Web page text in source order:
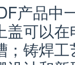
产品中
盖可以
；铸焊